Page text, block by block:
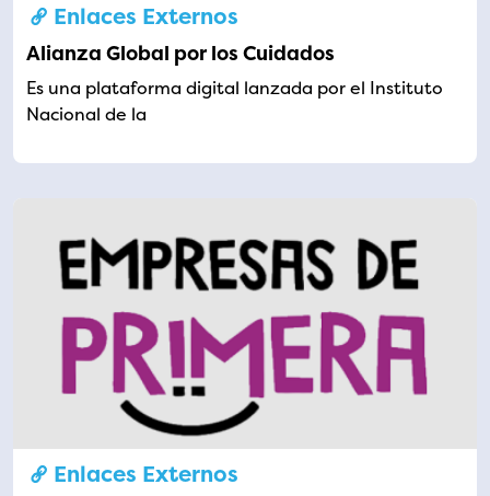
Enlaces Externos
Alianza Global por los Cuidados
Es una plataforma digital lanzada por el Instituto
Nacional de la
Enlaces Externos